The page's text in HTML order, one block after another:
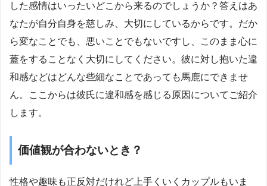
した感情はいったいどこから来るのでしょうか？答えはあ
なたが自分自身を慈しみ、大切にしているからです。だか
ら変なことでも、悪いことでもないですし、このまま心に
蓋をすることなく大切にしてください。彼に対し抱いた違
和感などはどんな些細なことであっても馬鹿にできませ
ん。ここからは彼氏に違和感を感じる原因についてご紹介
します。
価値観が合わないとき？
性格や趣味も正反対だけれど上手くいくカップルもいま